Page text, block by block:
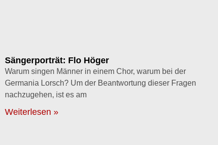
Sängerporträt: Flo Höger
Warum singen Männer in einem Chor, warum bei der
Germania Lorsch? Um der Beantwortung dieser Fragen
nachzugehen, ist es am
Weiterlesen »